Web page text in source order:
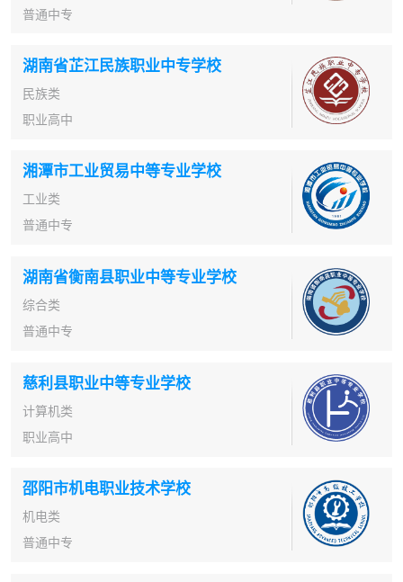
普通中专
湖南省芷江民族职业中专学校
民族类
职业高中
湘潭市工业贸易中等专业学校
工业类
普通中专
湖南省衡南县职业中等专业学校
综合类
普通中专
慈利县职业中等专业学校
计算机类
职业高中
邵阳市机电职业技术学校
机电类
普通中专